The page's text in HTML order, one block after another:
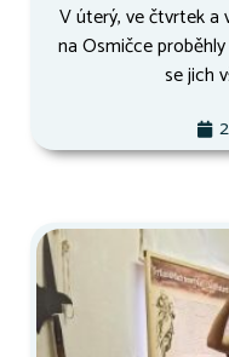
V úterý, ve čtvrtek a
na Osmičce
se jich